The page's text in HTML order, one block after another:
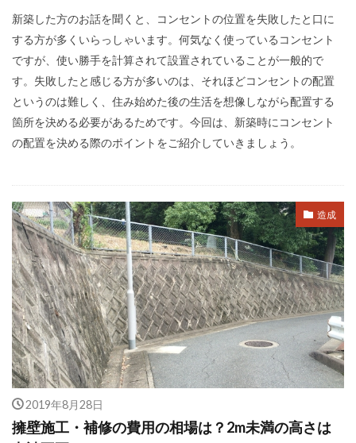
新築した方のお話を聞くと、コンセントの位置を失敗したと口に
する方が多くいらっしゃいます。何気なく使っているコンセント
ですが、使い勝手を計算されて設置されていることが一般的で
す。失敗したと感じる方が多いのは、それほどコンセントの配置
というのは難しく、住み始めた後の生活を想像しながら配置する
箇所を決める必要があるためです。今回は、新築時にコンセント
の配置を決める際のポイントをご紹介していきましょう。
造成
2019年8月28日
擁壁施工・補修の費用の相場は？2m未満の高さは